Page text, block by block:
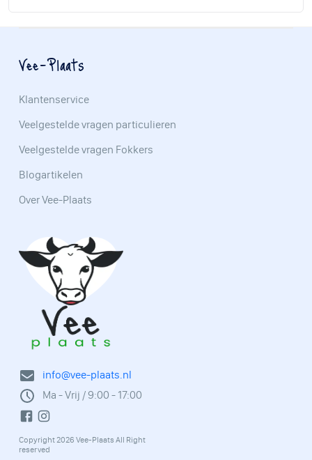
info@vee-plaats.nl
Ma - Vrij / 9:00 - 17:00
Copyright 2026 Vee-Plaats All Right
reserved
Vee-Plaats
Klantenservice
Veelgestelde vragen particulieren
Veelgestelde vragen Fokkers
Blogartikelen
Over Vee-Plaats